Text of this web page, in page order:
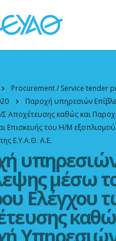
11124
Procurement / Service tender
Παροχή υπηρεσιών
Σ Αποχέτευσης καθώς και
Επισκευής του Η/Μ
Ε.Υ.Α.Θ. Α.Ε.
μέσω
Ελέγχου